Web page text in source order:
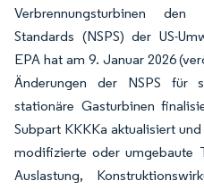
Verbrennungsturbinen
Standards (NSPS) der US-
EPA hat am 9. Januar 2026
Änderungen der NSPS für
stationäre Gasturbinen
Subpart KKKKa aktualisiert
modifizierte oder umgebaute
Auslastung,